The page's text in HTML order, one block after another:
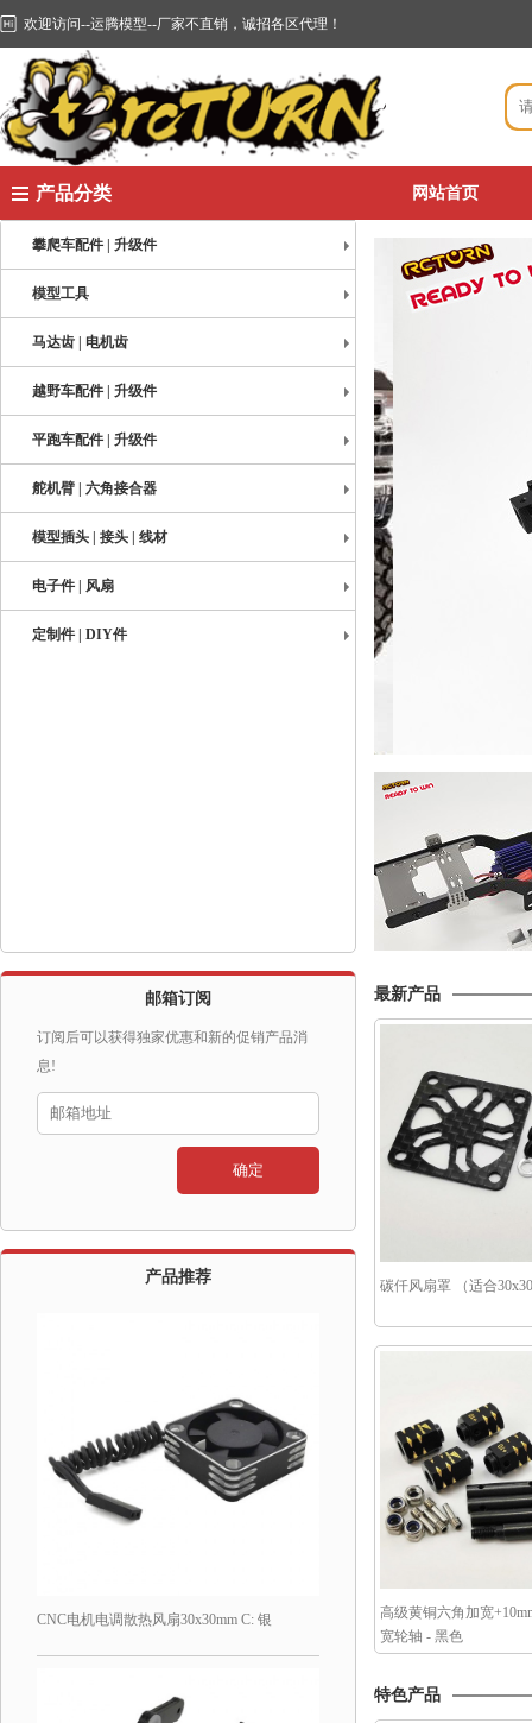
欢迎访问--运腾模型--厂家不直销，诚招各区代理！
产品分类 网站首页
攀爬车配件 | 升级件
模型工具
马达齿 | 电机齿
越野车配件 | 升级件
平跑车配件 | 升级件
舵机臂 | 六角接合器
模型插头 | 接头 | 线材
电子件 | 风扇
定制件 | DIY件
邮箱订阅
订阅后可以获得独家优惠和新的促销产品消
息!
产品推荐
CNC电机电调散热风扇30x30mm C: 银
最新产品
碳仟风扇罩 （适合
高级黄铜六角加宽
宽轮轴 - 黑色
特色产品